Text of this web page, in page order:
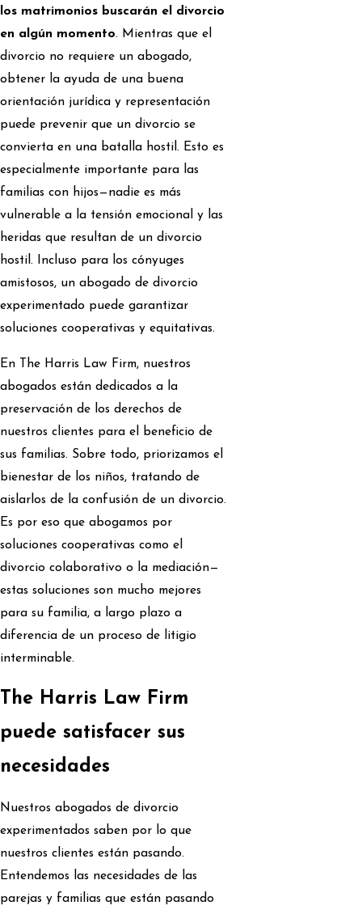
los matrimonios buscarán el divorcio
en algún momento. Mientras que el
divorcio no requiere un abogado,
obtener la ayuda de una buena
orientación jurídica y representación
puede prevenir que un divorcio se
convierta en una batalla hostil. Esto es
especialmente importante para las
familias con hijos—nadie es más
vulnerable a la tensión emocional y las
heridas que resultan de un divorcio
hostil. Incluso para los cónyuges
amistosos, un abogado de divorcio
experimentado puede garantizar
soluciones cooperativas y equitativas.
En The Harris Law Firm, nuestros
abogados están dedicados a la
preservación de los derechos de
nuestros clientes para el beneficio de
sus familias. Sobre todo, priorizamos el
bienestar de los niños, tratando de
aislarlos de la confusión de un divorcio.
Es por eso que abogamos por
soluciones cooperativas como el
divorcio colaborativo o la mediación—
estas soluciones son mucho mejores
para su familia, a largo plazo a
diferencia de un proceso de litigio
interminable.
The Harris Law Firm
puede satisfacer sus
necesidades
Nuestros abogados de divorcio
experimentados saben por lo que
nuestros clientes están pasando.
Entendemos las necesidades de las
parejas y familias que están pasando